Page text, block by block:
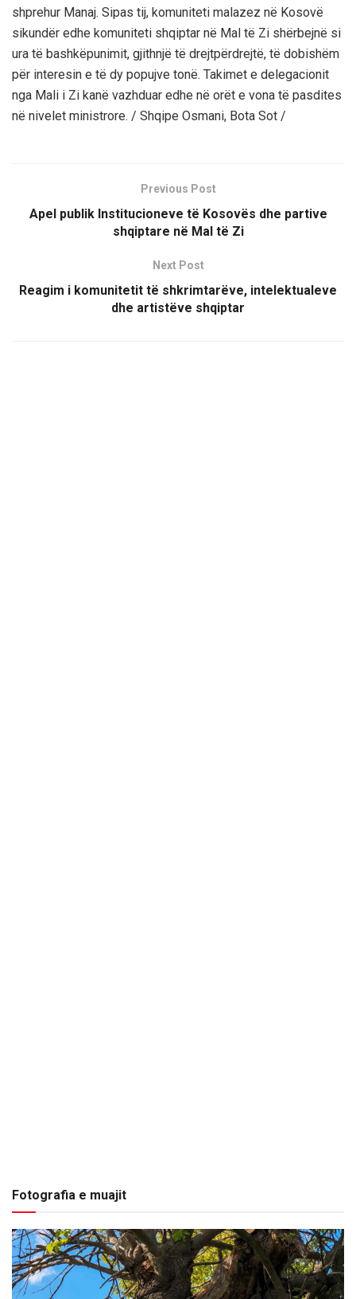
shprehur Manaj. Sipas tij, komuniteti malazez në Kosovë
sikundër edhe komuniteti shqiptar në Mal të Zi shërbejnë si
ura të bashkëpunimit, gjithnjë të drejtpërdrejtë, të dobishëm
për interesin e të dy popujve tonë. Takimet e delegacionit
nga Mali i Zi kanë vazhduar edhe në orët e vona të pasdites
në nivelet ministrore. / Shqipe Osmani, Bota Sot /
Previous Post
Apel publik Institucioneve të Kosovës dhe partive
shqiptare në Mal të Zi
Next Post
Reagim i komunitetit të shkrimtarëve, intelektualeve
dhe artistëve shqiptar
Fotografia e muajit